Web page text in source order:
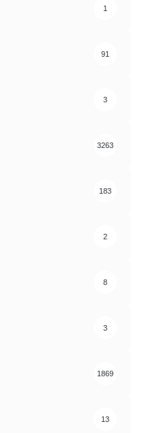
1
91
3
3263
183
2
8
3
1869
13